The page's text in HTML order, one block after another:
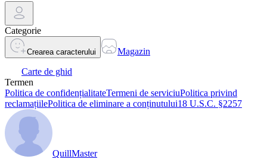
Categorie
Crearea caracterului
Magazin
Carte de ghid
Termen
Politica de confidențialitateTermeni de serviciuPolitica privind
reclamațiilePolitica de eliminare a conținutului18 U.S.C. §2257
QuillMaster